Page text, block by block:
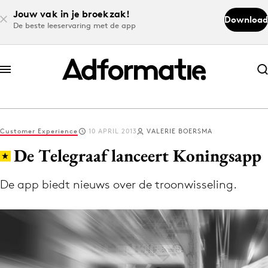
Jouw vak in je broekzak!
De beste leeservaring met de app
Download
Abonneer nu
Abonneer nu
Log in
Download de app
Nieuws app
Customer Experience 10 APRIL 2013 VALERIE BOERSMA
De Telegraaf lanceert Koningsapp
De app biedt nieuws over de troonwisseling.